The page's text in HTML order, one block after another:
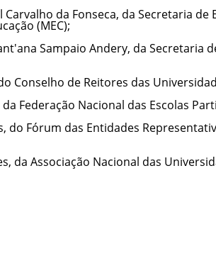
Carvalho da Fonseca, da Secretaria
(MEC);
Sampaio Andery, da Secretaria
Conselho de Reitores das
da Federação Nacional das Escolas
do Fórum das Entidades
da Associação Nacional das